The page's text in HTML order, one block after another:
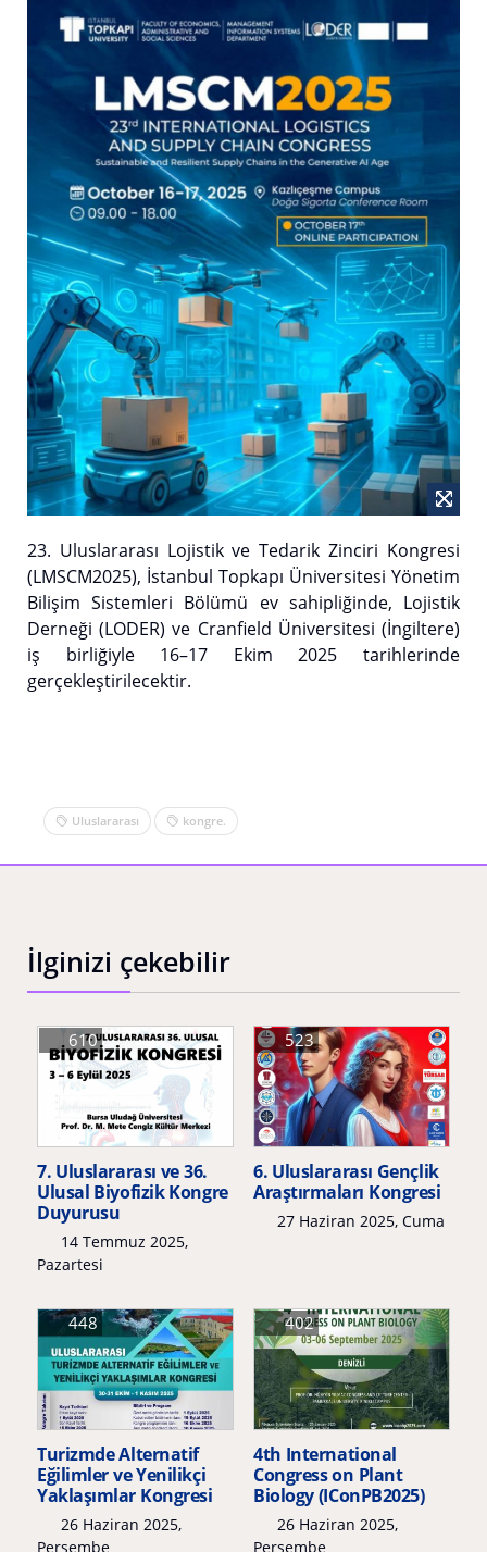
23. Uluslararası Lojistik ve Tedarik Zinciri Kongresi
(LMSCM2025), İstanbul Topkapı Üniversitesi Yönetim
Bilişim Sistemleri Bölümü ev sahipliğinde, Lojistik
Derneği (LODER) ve Cranfield Üniversitesi (İngiltere)
iş birliğiyle 16–17 Ekim 2025 tarihlerinde
gerçekleştirilecektir.
Uluslararası kongre.
İlginizi çekebilir
7. Uluslararası ve 36.
Ulusal Biyofizik Kongre
Duyurusu
14 Temmuz 2025,
Pazartesi
610
6. Uluslararası Gençlik
Araştırmaları Kongresi
27 Haziran 2025, Cuma
523
Turizmde Alternatif
Eğilimler ve Yenilikçi
Yaklaşımlar Kongresi
26 Haziran 2025,
Perşembe
448
4th International
Congress on Plant
Biology (IConPB2025)
26 Haziran 2025,
Perşembe
402